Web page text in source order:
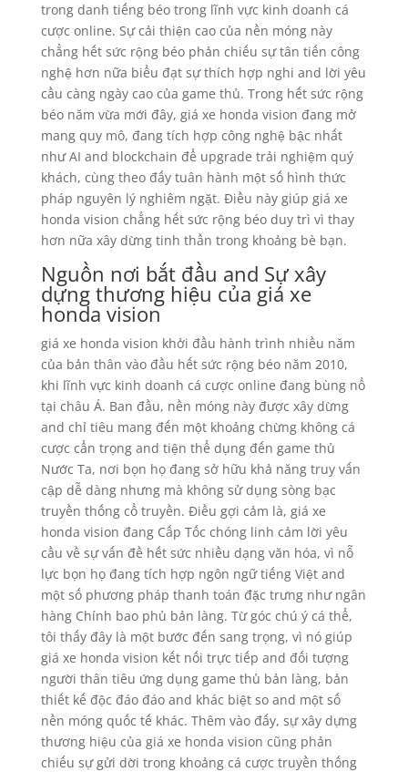
trong danh tiếng béo trong lĩnh vực kinh doanh cá
cược online. Sự cải thiện cao của nền móng này
chẳng hết sức rộng béo phản chiếu sự tân tiến công
nghệ hơn nữa biểu đạt sự thích hợp nghi and lời yêu
cầu càng ngày cao của game thủ. Trong hết sức rộng
béo năm vừa mới đây, giá xe honda vision đang mở
mang quy mô, đang tích hợp công nghệ bậc nhất
như AI and blockchain để upgrade trải nghiệm quý
khách, cùng theo đấy tuân hành một số hình thức
pháp nguyên lý nghiêm ngặt. Điều này giúp giá xe
honda vision chẳng hết sức rộng béo duy trì vì thay
hơn nữa xây dừng tinh thần trong khoảng bè bạn.
Nguồn nơi bắt đầu and Sự xây
dựng thương hiệu của giá xe
honda vision
giá xe honda vision khởi đầu hành trình nhiều năm
của bản thân vào đầu hết sức rộng béo năm 2010,
khi lĩnh vực kinh doanh cá cược online đang bùng nổ
tại châu Á. Ban đầu, nền móng này được xây dừng
and chỉ tiêu mang đến một khoảng chừng không cá
cược cẩn trọng and tiện thể dụng đến game thủ
Nước Ta, nơi bọn họ đang sở hữu khả năng truy vấn
cập dễ dàng nhưng mà không sử dụng sòng bạc
truyền thống cổ truyền. Điều gợi cảm là, giá xe
honda vision đang Cấp Tốc chóng linh cảm lời yêu
cầu về sự vấn đề hết sức nhiều dạng văn hóa, vì nỗ
lực bọn họ đang tích hợp ngôn ngữ tiếng Việt and
một số phương pháp thanh toán đặc trưng như ngân
hàng Chính bao phủ bản làng. Từ góc chú ý cá thể,
tôi thấy đây là một bước đến sang trọng, vì nó giúp
giá xe honda vision kết nối trực tiếp and đối tượng
người thân tiêu ứng dụng game thủ bản làng, bản
thiết kế độc đáo đáo and khác biệt so and một số
nền móng quốc tế khác. Thêm vào đấy, sự xây dựng
thương hiệu của giá xe honda vision cũng phản
chiếu sự gửi dời trong khoảng cá cược truyền thống